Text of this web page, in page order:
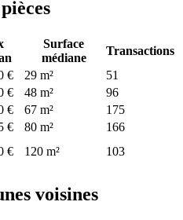
Surface
médiane
Transactions
€ 29 m²
51
€ 48 m²
96
€ 67 m²
175
€ 80 m²
166
€ 120 m² 103
voisines